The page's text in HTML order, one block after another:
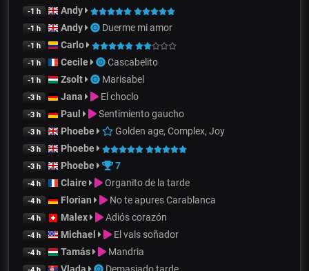
-1 h Andy
-1 h Andy Duerme mi amor
-1 h Carlo
-1 h Cecile Cascabelito
-1 h Zsolt Marisabel
-3 h Jana El choclo
-3 h Paul Sentimiento gaucho
-3 h Phoebe Golden age, Complex, Joy
-3 h Phoebe
-3 h Phoebe 7
-4 h Claire Organito de la tarde
-4 h Florian No te apures Carablanca
-4 h Malex Adiós corazón
-4 h Michael El vals soñador
-4 h Tamás Mandria